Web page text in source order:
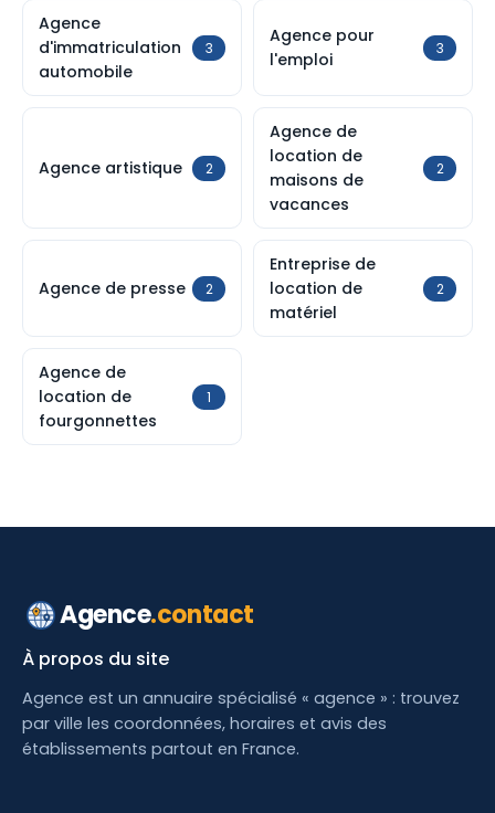
Agence
d'immatriculation
automobile
3
Agence pour
l'emploi
3
Agence artistique 2
Agence de
location de
maisons de
vacances
2
Agence de presse 2
Entreprise de
location de
matériel
2
Agence de
location de
fourgonnettes
1
Agence.contact
À propos du site
Agence est un annuaire spécialisé « agence » : trouvez
par ville les coordonnées, horaires et avis des
établissements partout en France.